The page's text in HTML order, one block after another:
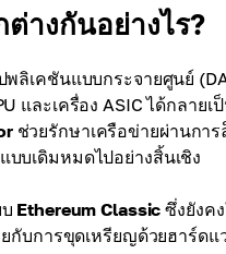
างกันอย่างไร?
ลิเคชันแบบกระจายศูนย์
และเครื่อง ASIC ได้กลาย
ช่วยรักษาเครือข่ายผ่านการ
บเดิมหมดไปอย่างสิ้นเชิง
Ethereum Classic ซึ่งยังค
บการขุดเหรียญด้วยฮาร์ดแ